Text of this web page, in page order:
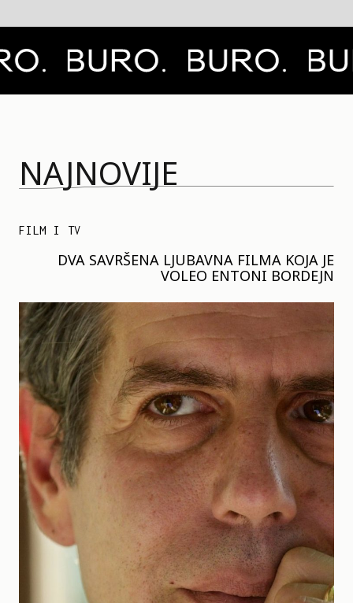
NAJNOVIJE
FILM I TV
DVA SAVRŠENA LJUBAVNA FILMA KOJA JE
VOLEO ENTONI BORDEJN